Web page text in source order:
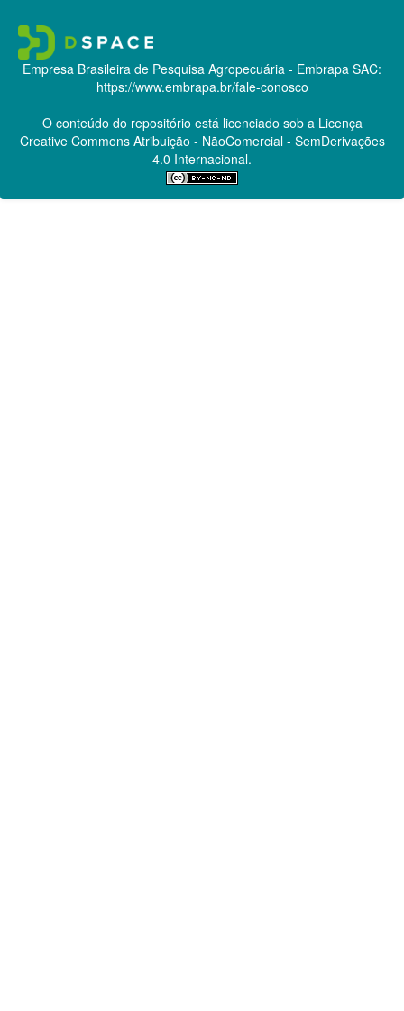
Empresa Brasileira de Pesquisa Agropecuária - Embrapa SAC:
https://www.embrapa.br/fale-conosco
O conteúdo do repositório está licenciado sob a Licença
Creative CommonsAtribuição - NãoComercial - SemDerivações
4.0 Internacional.